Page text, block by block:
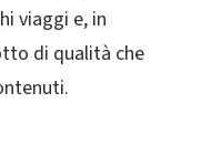
viaggi e, in
di qualità che